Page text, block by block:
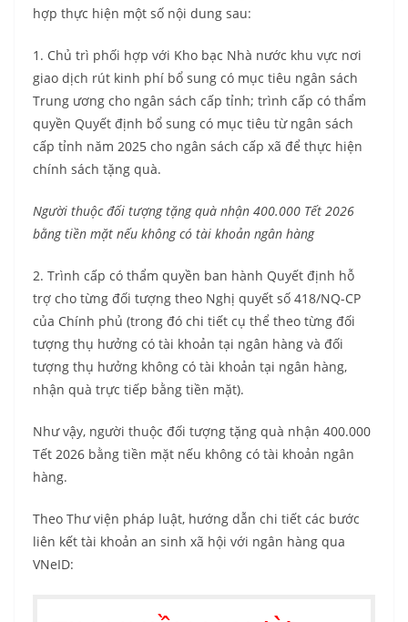
hợp thực hiện một số nội dung sau:
1. Chủ trì phối hợp với Kho bạc Nhà nước khu vực nơi
giao dịch rút kinh phí bổ sung có mục tiêu ngân sách
Trung ương cho ngân sách cấp tỉnh; trình cấp có thẩm
quyền Quyết định bổ sung có mục tiêu từ ngân sách
cấp tỉnh năm 2025 cho ngân sách cấp xã để thực hiện
chính sách tặng quà.
Người thuộc đối tượng tặng quà nhận 400.000 Tết 2026
bằng tiền mặt nếu không có tài khoản ngân hàng
2. Trình cấp có thẩm quyền ban hành Quyết định hỗ
trợ cho từng đối tượng theo Nghị quyết số 418/NQ-CP
của Chính phủ (trong đó chi tiết cụ thể theo từng đối
tượng thụ hưởng có tài khoản tại ngân hàng và đối
tượng thụ hưởng không có tài khoản tại ngân hàng,
nhận quà trực tiếp bằng tiền mặt).
Như vậy, người thuộc đối tượng tặng quà nhận 400.000
Tết 2026 bằng tiền mặt nếu không có tài khoản ngân
hàng.
Theo Thư viện pháp luật, hướng dẫn chi tiết các bước
liên kết tài khoản an sinh xã hội với ngân hàng qua
VNeID: